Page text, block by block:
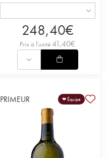
248,40€
Prix à l'unité41,40€
PRIMEUR ❤ Équipe